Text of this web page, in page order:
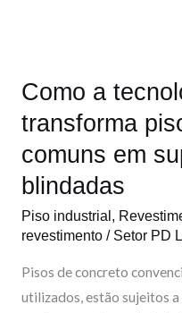
Como a
transforma
comuns em
blindadas
Piso industrial ,
revestimento/ Setor PD
Pisos de concreto
utilizados, estão sujeitos
de
concreto
em
superfícies
blindadas